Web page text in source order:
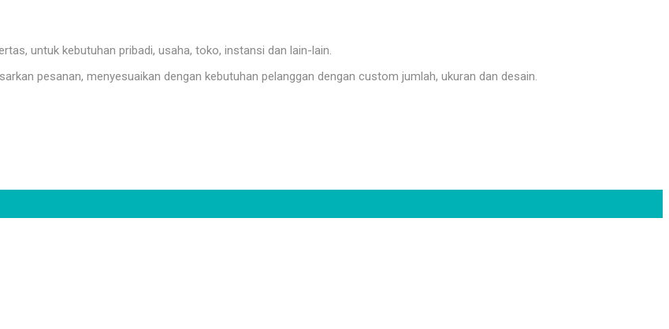
untuk kebutuhan pribadi, usaha, toko, instansi dan lain-lain.
pesanan, menyesuaikan dengan kebutuhan pelanggan dengan custom jumlah, ukuran dan desain.